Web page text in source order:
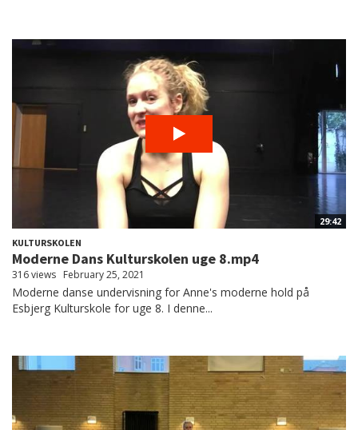
29:42
KULTURSKOLEN
Moderne Dans Kulturskolen uge 8.mp4
316 views February 25, 2021
Moderne danse undervisning for Anne's moderne hold på
Esbjerg Kulturskole for uge 8. I denne...